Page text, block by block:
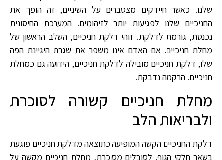
שלנו. כאשר חיידקים מצטברים על השיניים, זה הופך את
החניכיים שלנו לפגיעות יותר לזיהומים. המערכת החיסונית
נכנסת, גורמת לדלקת. זוהי דלקת חניכיים, השלב הראשון של
מחלת חניכיים. אם האדם אינו משפר את שגרת היגיינת הפה
שלו, דלקת חניכיים מובילה לדלקת חניכיים, הידועה גם כמחלת
חניכיים. הרקמה נדבקת.
מחלת חניכיים קשורה לסוכרת
ולבריאות הלב
דלקת החניכיים הקשה המופיעה כתוצאה מדלקת חניכיים פוגעת
בשאר חלקי הגוף. לסובלים מסוכרת, מחלת חניכיים מקשה על